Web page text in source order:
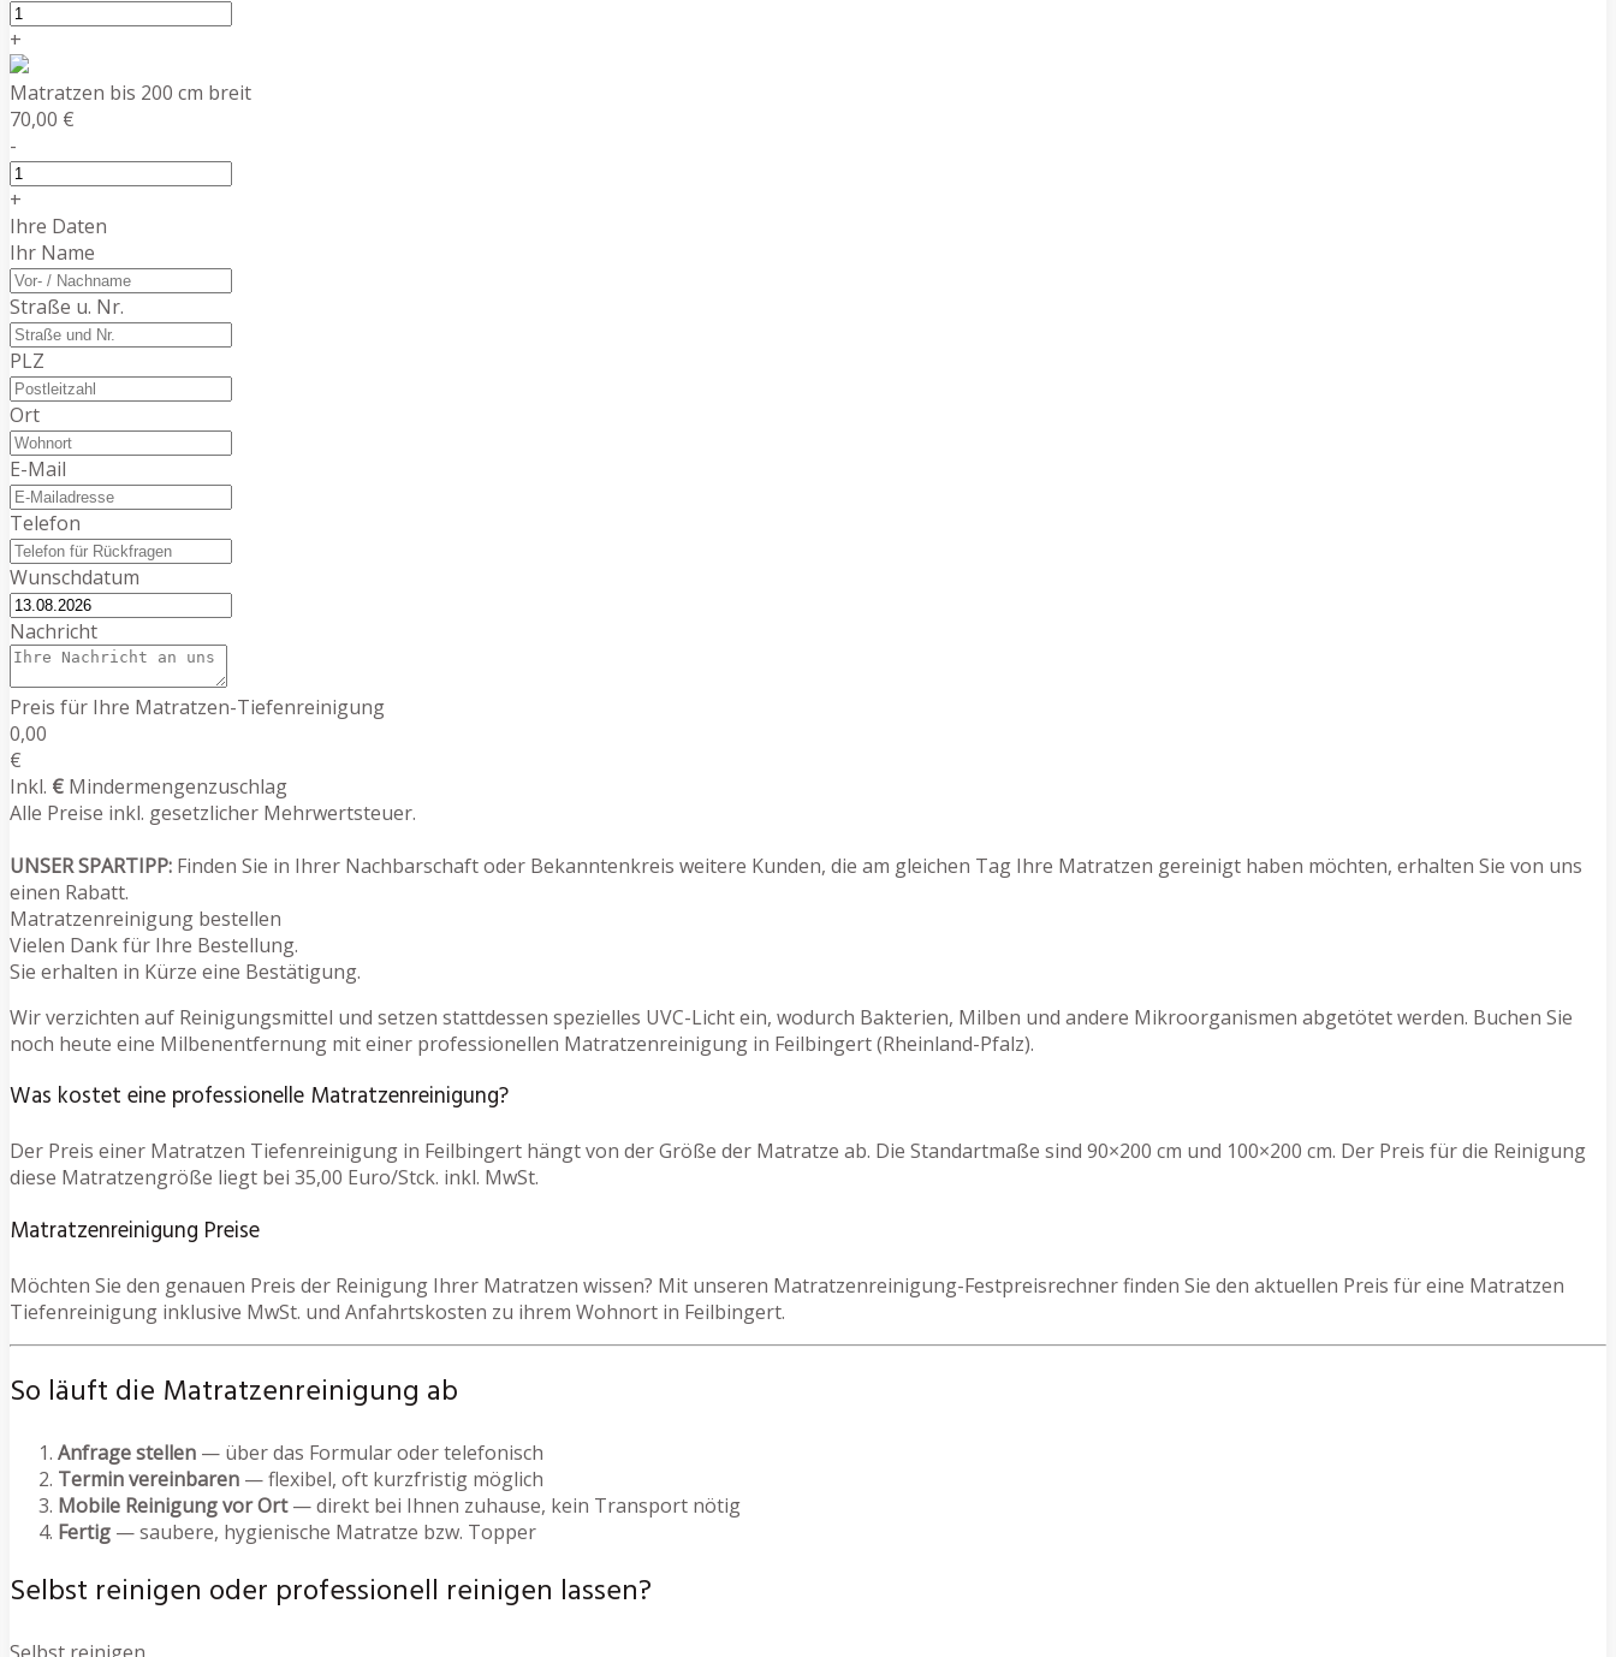
+
Matratzen bis 200 cm breit
70,00 €
-
+
Ihre Daten
Ihr Name
Straße u. Nr.
PLZ
Ort
E-Mail
Telefon
Wunschdatum
Nachricht
Preis für Ihre Matratzen-Tiefenreinigung
0,00
€
Inkl. € Mindermengenzuschlag
Alle Preise inkl. gesetzlicher Mehrwertsteuer.
UNSER SPARTIPP: Finden Sie in Ihrer Nachbarschaft oder Bekanntenkreis weitere Kunden, die am gleichen Tag Ihre Matratzen gereinigt haben möchten, erhalten Sie von uns
einen Rabatt.
Matratzenreinigung bestellen
Vielen Dank für Ihre Bestellung.
Sie erhalten in Kürze eine Bestätigung.
Wir verzichten auf Reinigungsmittel und setzen stattdessen spezielles UVC-Licht ein, wodurch Bakterien, Milben und andere Mikroorganismen abgetötet werden. Buchen Sie
noch heute eine Milbenentfernung mit einer professionellen Matratzenreinigung in Feilbingert (Rheinland-Pfalz).
Was kostet eine professionelle Matratzenreinigung?
Der Preis einer Matratzen Tiefenreinigung in Feilbingert hängt von der Größe der Matratze ab. Die Standartmaße sind 90×200 cm und 100×200 cm. Der Preis für die Reinigung
diese Matratzengröße liegt bei 35,00 Euro/Stck. inkl. MwSt.
Matratzenreinigung Preise
Möchten Sie den genauen Preis der Reinigung Ihrer Matratzen wissen? Mit unseren Matratzenreinigung-Festpreisrechner finden Sie den aktuellen Preis für eine Matratzen
Tiefenreinigung inklusive MwSt. und Anfahrtskosten zu ihrem Wohnort in Feilbingert.
So läuft die Matratzenreinigung ab
Anfrage stellen — über das Formular oder telefonisch
Termin vereinbaren — flexibel, oft kurzfristig möglich
Mobile Reinigung vor Ort— direkt bei Ihnen zuhause, kein Transport nötig
Fertig — saubere, hygienische Matratze bzw. Topper
Selbst reinigen oder professionell reinigen lassen?